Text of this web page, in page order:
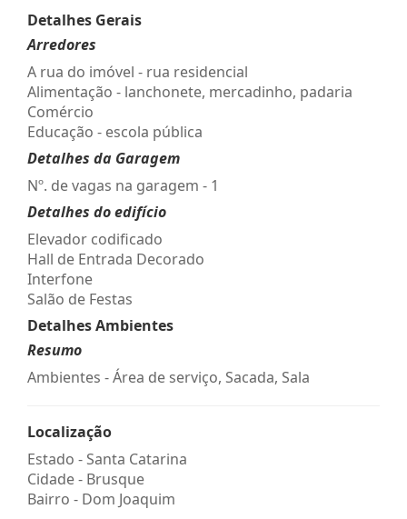
Detalhes Gerais
Arredores
A rua do imóvel - rua residencial
Alimentação - lanchonete, mercadinho, padaria
Comércio
Educação - escola pública
Detalhes da Garagem
Nº. de vagas na garagem - 1
Detalhes do edifício
Elevador codificado
Hall de Entrada Decorado
Interfone
Salão de Festas
Detalhes Ambientes
Resumo
Ambientes - Área de serviço, Sacada, Sala
Localização
Estado -Santa Catarina
Cidade - Brusque
Bairro - Dom Joaquim